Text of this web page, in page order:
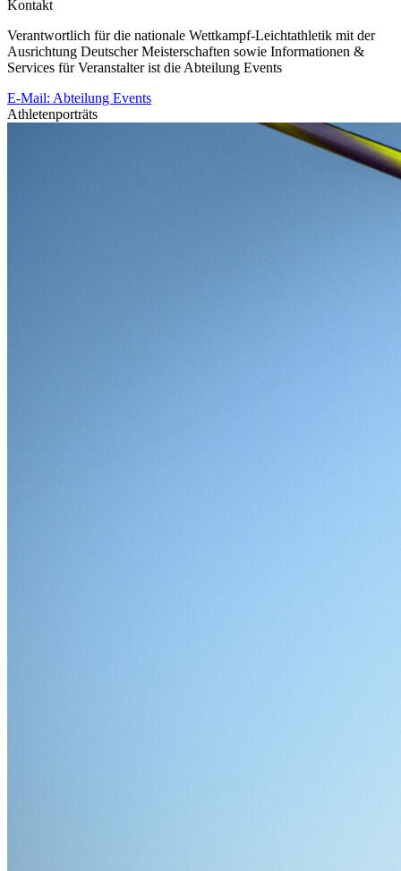
Kontakt
Verantwortlich für die nationale Wettkampf-Leichtathletik mit der
Ausrichtung Deutscher Meisterschaften sowie Informationen &
Services für Veranstalter ist die Abteilung Events
E-Mail: Abteilung Events
Athletenporträts